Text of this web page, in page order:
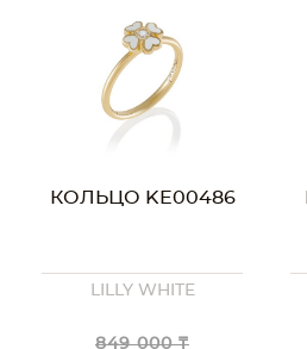
КОЛЬЦО KE00486
LILLY WHITE
849 000 ₸